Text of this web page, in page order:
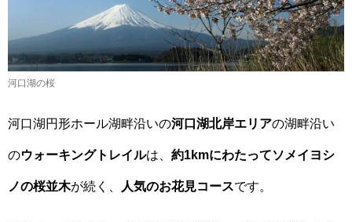
河口湖の桜
河口湖円形ホール湖畔沿いの河口湖北岸エリアの湖畔沿い
のウォーキングトレイルは、 約1kmにわたってソメイヨシ
ノの桜並木が続く、 人気のお花見コースです。